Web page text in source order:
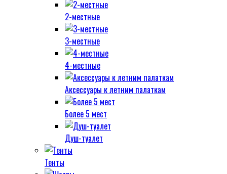
2-местные
3-местные
4-местные
Аксессуары к летним палаткам
Более 5 мест
Душ-туалет
Тенты